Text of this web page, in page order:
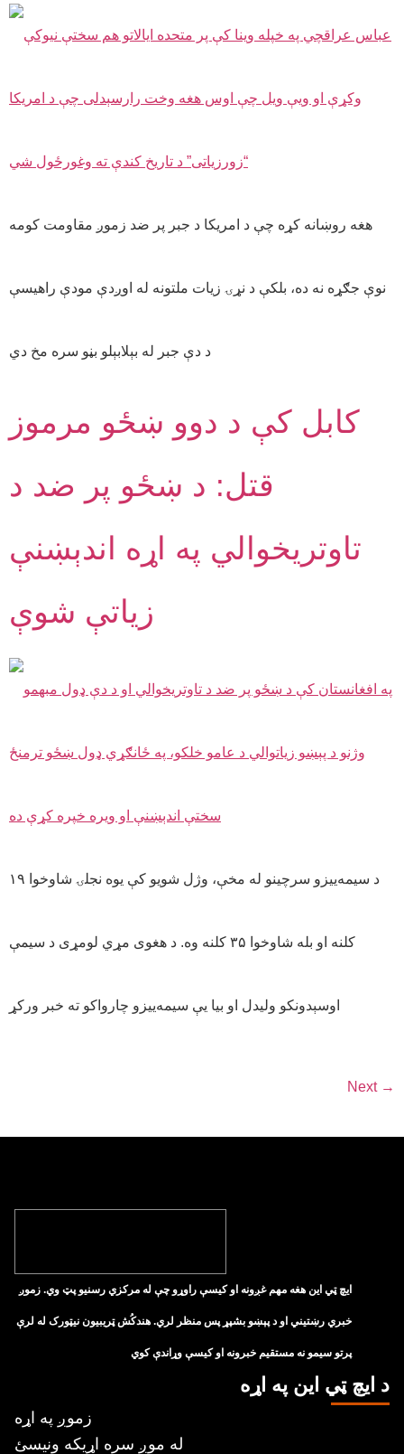
هغه روښانه کړه چې د امریکا د جبر پر ضد زموږ مقاومت کومه
نوې جګړه نه ده، بلکې د نړۍ زیات ملتونه له اوږدې مودې راهیسې
د دې جبر له بېلابېلو بڼو سره مخ دي
کابل کې د دوو ښځو مرموز
قتل: د ښځو پر ضد د
تاوتریخوالي په اړه اندېښنې
زیاتې شوې
د سیمه‌ییزو سرچینو له مخې، وژل شویو کې یوه نجلۍ شاوخوا ۱۹
کلنه او بله شاوخوا ۳۵ کلنه وه. د هغوی مړي لومړی د سیمې
اوسېدونکو ولیدل او بیا یې سیمه‌ییزو چارواکو ته خبر ورکړ
Next →
ايچ ټي اين هغه مهم غږونه او کيسې راوړو چې له مرکزي رسنيو پټ وي. زموږ
خبري رښتيني او د پېښو بشپړ پس منظر لري. هندکُش ټريبيون نيټورک له لرې
پرتو سيمو نه مستقيم خبرونه او کيسې وړاندې کوي
د ايچ ټي اين په اړه
زموږ په اړه
له موږ سره اړیکه ونیسئ